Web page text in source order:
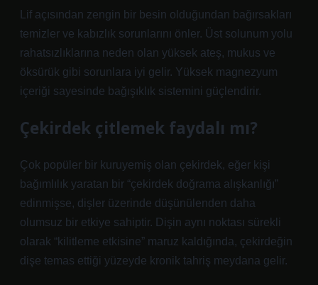
Lif açısından zengin bir besin olduğundan bağırsakları
temizler ve kabızlık sorunlarını önler. Üst solunum yolu
rahatsızlıklarına neden olan yüksek ateş, mukus ve
öksürük gibi sorunlara iyi gelir. Yüksek magnezyum
içeriği sayesinde bağışıklık sistemini güçlendirir.
Çekirdek çitlemek faydalı mı?
Çok popüler bir kuruyemiş olan çekirdek, eğer kişi
bağımlılık yaratan bir “çekirdek doğrama alışkanlığı”
edinmişse, dişler üzerinde düşünülenden daha
olumsuz bir etkiye sahiptir. Dişin aynı noktası sürekli
olarak “kilitleme etkisine” maruz kaldığında, çekirdeğin
dişe temas ettiği yüzeyde kronik tahriş meydana gelir.